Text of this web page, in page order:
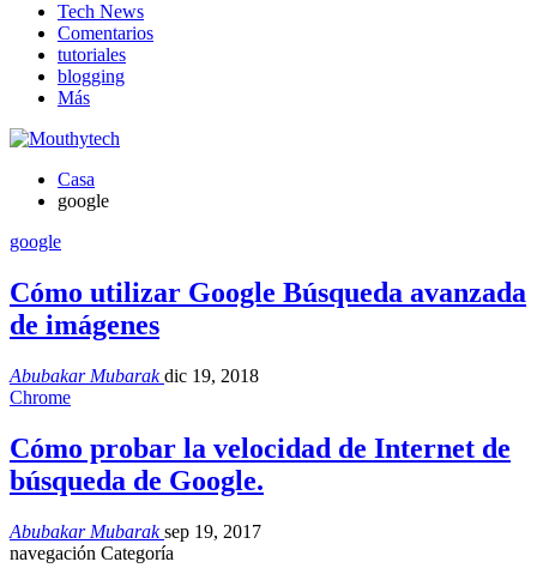
Tech News
Comentarios
tutoriales
blogging
Más
Casa
google
google
Cómo utilizar Google Búsqueda avanzada
de imágenes
Abubakar Mubarakdic 19, 2018
Chrome
Cómo probar la velocidad de Internet de
búsqueda de Google.
Abubakar Mubaraksep 19, 2017
navegación Categoría